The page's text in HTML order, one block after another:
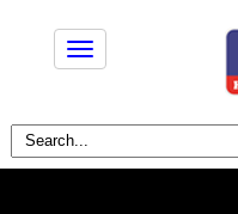
Toggle
navigation